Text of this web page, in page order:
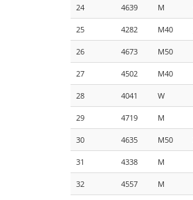
24 4639 M
25 4282 M40
26 4673 M50
27 4502 M40
28 4041 W
29 4719 M
30 4635 M50
31 4338 M
32 4557 M